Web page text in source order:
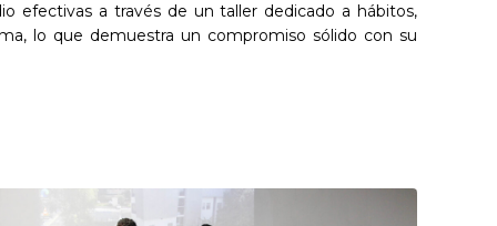
efectivas a través de un taller dedicado a hábitos,
lo que demuestra un compromiso sólido con su